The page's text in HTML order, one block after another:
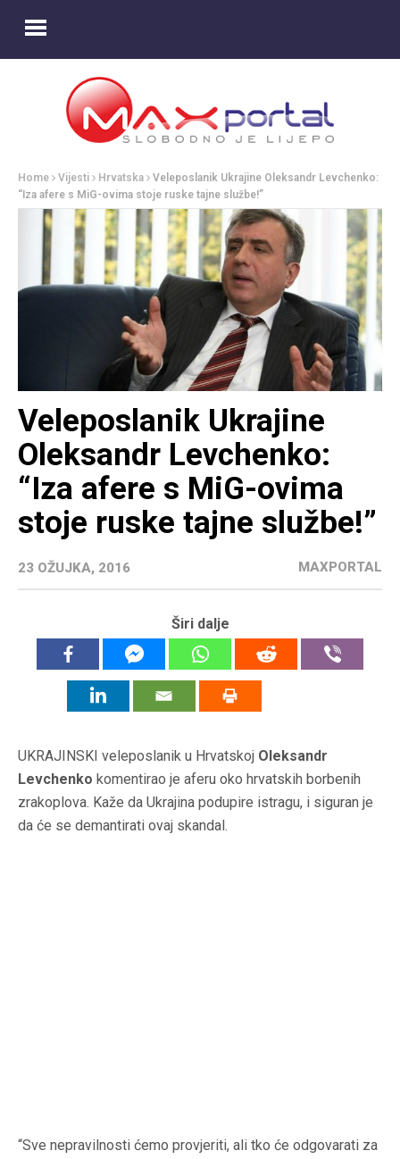
Home Vijesti Hrvatska
Veleposlanik Ukrajine Oleksandr Levchenko:
“Iza afere s MiG-ovima stoje ruske tajne službe!”
Veleposlanik Ukrajine
Oleksandr Levchenko:
“Iza afere s MiG-ovima
stoje ruske tajne službe!”
23 OŽUJKA, 2016 MAXPORTAL
Širi dalje
UKRAJINSKI veleposlanik u Hrvatskoj Oleksandr
Levchenko komentirao je aferu oko hrvatskih borbenih
zrakoplova. Kaže da Ukrajina podupire istragu, i siguran je
da će se demantirati ovaj skandal.
“Sve nepravilnosti ćemo provjeriti, ali tko će odgovarati za